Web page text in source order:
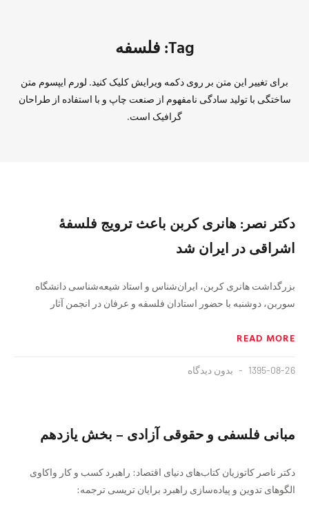
Tag: فلسفه
برای تغییر این متن بر روی دکمه ویرایش کلیک کنید. لورم ایپسوم متن
ساختگی با تولید سادگی نامفهوم از صنعت چاپ و با استفاده از طراحان
گرافیک است.
دکتر نصر: هانری کربن باعث ترویج فلسفهٔ
اشراقی در ایران شد
بزرگداشت هانری‌ کربن، ایران‌شناس و استاد شیعه‌شناسی دانشگاه
سوربن، دوشنبه با حضور استادان فلسفه و عرفان در انجمن آثار
READ MORE
1395-08-26 بدون دیدگاه
مبانی فلسفی و حقوقی آزادی – بخش یازدهم
دکتر ناصر کاتوزیان کتاب‌های دنیای اقتصاد: راهبرد کسب و کار واکاوی
الگوهای تدوین و پیاده‌سازی راهبرد برایان تریسی ترجمه: